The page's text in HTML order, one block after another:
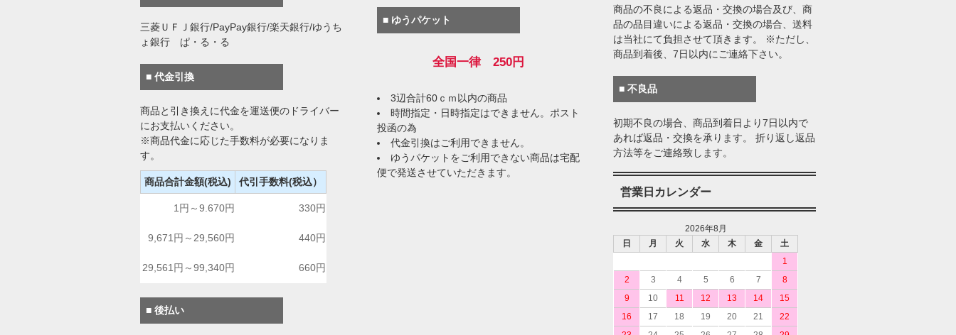
三菱ＵＦＪ銀行/PayPay銀行/楽天銀行/ゆうち
ょ銀行 ぱ・る・る
■ 代金引換
商品と引き換えに代金を運送便のドライバー
にお支払いください。
※商品代金に応じた手数料が必要になりま
す。
商品合計金額(税込) 代引手数料(税込）
1円～9.670円 330円
9,671円～29,560円 440円
29,561円～99,340円 660円
■ 後払い
■ ゆうパケット
全国一律 250円
3辺合計60ｃｍ以内の商品
時間指定・日時指定はできません。ポスト
投函の為
代金引換はご利用できません。
ゆうパケットをご利用できない商品は宅配
便で発送させていただきます。
商品の不良による返品・交換の場合及び、商
品の品目違いによる返品・交換の場合、送料
は当社にて負担させて頂きます。 ※ただし、
商品到着後、7日以内にご連絡下さい。
■ 不良品
初期不良の場合、商品到着日より7日以内で
あれば返品・交換を承ります。 折り返し返品
方法等をご連絡致します。
営業日カレンダー
2026年8月
日
月 火 水 木 金
土
1
2
3 4 5 6 7
8
9
10 11 12 13 14
15
16
17 18 19 20 21
22